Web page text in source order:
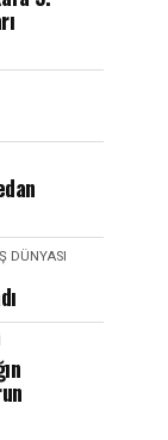
DÜNYASI